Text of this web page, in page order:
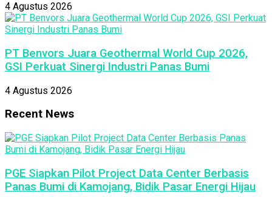
4 Agustus 2026
PT Benvors Juara Geothermal World Cup 2026,
GSI Perkuat Sinergi Industri Panas Bumi
4 Agustus 2026
Recent News
PGE Siapkan Pilot Project Data Center Berbasis
Panas Bumi di Kamojang, Bidik Pasar Energi Hijau